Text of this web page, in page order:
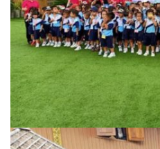
ปัวนาน่านแคมป์ปิ้ง
ปัวพัตรา โฮเทล
ปัวพาราไดซ์เพลส
ปัวสบายรีสอร์ท